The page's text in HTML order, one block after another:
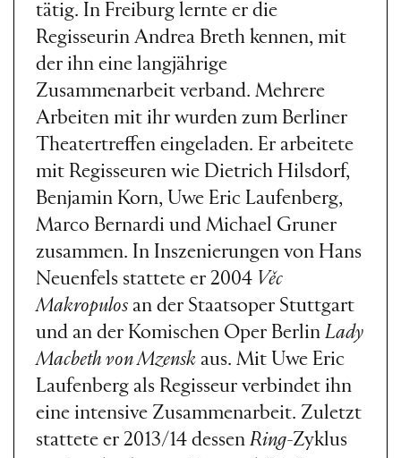
tätig. In Freiburg lernte er die
Regisseurin Andrea Breth kennen, mit
der ihn eine langjährige
Zusammenarbeit verband. Mehrere
Arbeiten mit ihr wurden zum Berliner
Theatertreffen eingeladen. Er arbeitete
mit Regisseuren wie Dietrich Hilsdorf,
Benjamin Korn, Uwe Eric Laufenberg,
Marco Bernardi und Michael Gruner
zusammen. In Inszenierungen von Hans
Neuenfels stattete er 2004 Věc
Makropulos an der Staatsoper Stuttgart
und an der Komischen Oper Berlin Lady
Macbeth von Mzensk aus. Mit Uwe Eric
Laufenberg als Regisseur verbindet ihn
eine intensive Zusammenarbeit. Zuletzt
stattete er 2013/14 dessen Ring-Zyklus